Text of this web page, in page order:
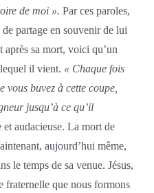
de moi ». Par ces paroles,
partage en souvenir de lui
sa mort, voici qu’un
il vient. « Chaque fois
vous buvez à cette coupe,
jusqu’à ce qu’il
et audacieuse. La mort de
aujourd’hui même,
le temps de sa venue. Jésus,
fraternelle que nous formons